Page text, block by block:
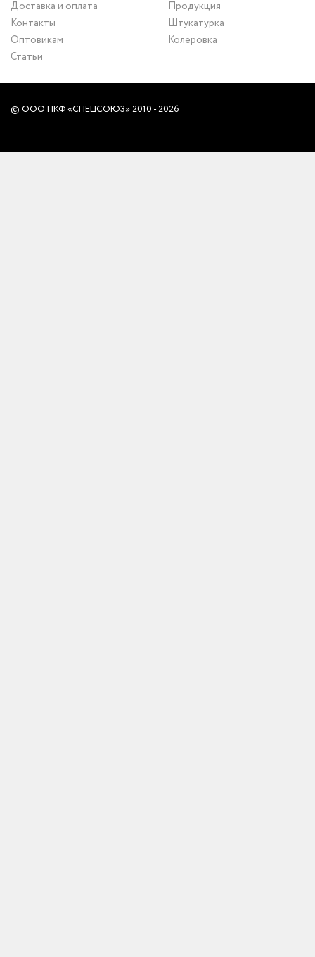
Доставка и оплата
Контакты
Оптовикам
Статьи
Продукция
Штукатурка
Колеровка
© ООО ПКФ «СПЕЦСОЮЗ» 2010 - 2026